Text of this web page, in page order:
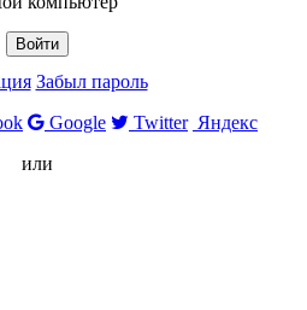
Войти
Забыл пароль
Google Twitter Яндекс
или